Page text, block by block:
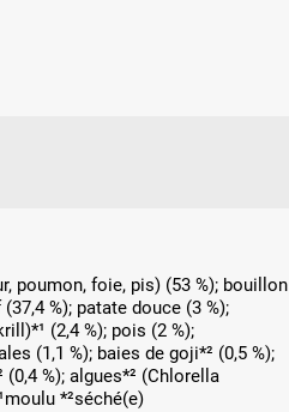
poumon, foie, pis) (53 %); bouillon
%); patate douce (3 %);
(2,4 %); pois (2 %);
(1,1 %); baies de goji*² (0,5 %);
%); algues*² (Chlorella
*²séché(e)